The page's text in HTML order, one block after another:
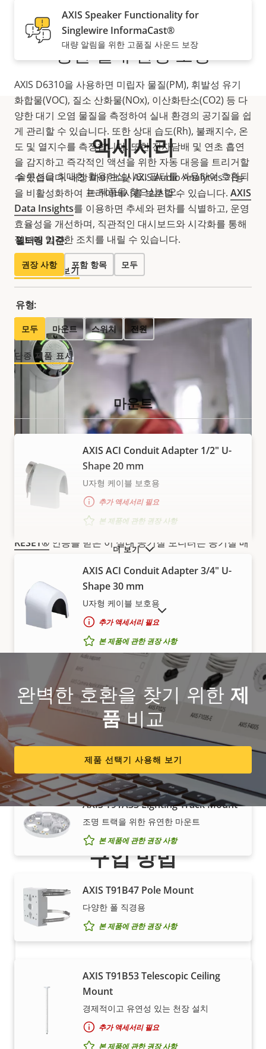
프라이버시를 보호하면서 건
강한 실내 환경 조성
AXIS D6310을 사용하면 미립자 물질(PM), 휘발성 유기
화합물(VOC), 질소 산화물(NOx), 이산화탄소(CO2) 등 다
양한 대기 오염 물질을 측정하여 실내 환경의 공기질을 쉽
게 관리할 수 있습니다. 또한 상대 습도(Rh), 불쾌지수, 온
도 및 열지수를 측정합니다. 또한 전자담배 및 연초 흡연
을 감지하고 즉각적인 액션을 위한 자동 대응을 트리거할
수 있습니다. 내장 마이크 및 AXIS Audio Analytics 기능
을 비활성화하여 프라이버시를 보호할 수 있습니다. AXIS
Data Insights를 이용하면 추세와 편차를 식별하고, 운영
효율성을 개선하며, 직관적인 대시보드와 시각화를 통해
정보에 입각한 조치를 내릴 수 있습니다.
자세히 알아보기
규정 준수 및 시행
RESET® 인증을 받은 이 실내 공기질 모니터는 공기질 매
내장된 스피커와 멀티컬러 LED를 통해 간편하게 자동화
된 대응 조치를 수행할 수 있습니다. 예를 들어, 영상 카메
라를 연동해 공기질 문제를 추적할 수 있습니다. 이 첨단
센서는 전자담배 및 연초 흡연을 억제하고 규정 준수를 문
서화하는 데도 도움이 됩니다. 또한 장기적인 전략적 결정
을 지원하는 공기질 데이터를 제공합니다. 또한 카메라에
연결할 필요가 없으며 사운드 감지 기능을 비활성화할 수
있으므로, 프라이버시 보호가 필요한 구역의 프라이버시
보호 규정을 쉽게 준수할 수 있습니다.
*PoE 클래스 3 이하의 다른 장치에 전원을 공급할 때는 PoE 클래
스 4 전원 공급 장치가 필요합니다.
AXIS Speaker Functionality for
Singlewire InformaCast®
대량 알림을 위한 고품질 사운드 보장
액세서리
솔루션을 최대한 활용하십시오. 필터를 사용하여 호환되
는 제품을 찾으십시오.
필터링 기준:
권장 사항 포함 항목 모두
유형:
모두 마운트 스위치 전원
단종 제품 표시
더 보기
마운트
AXIS ACI Conduit Adapter 1/2" U-
Shape 20 mm
U자형 케이블 보호용
추가 액세서리 필요
본 제품에 관한 권장 사항
AXIS ACI Conduit Adapter 3/4" U-
Shape 30 mm
U자형 케이블 보호용
추가 액세서리 필요
본 제품에 관한 권장 사항
AXIS T91A23 Tile Grid Ceiling
Mount
드롭 실링 타일 그리드에 맞는 유연한 마운
본 제품에 관한 권장 사항
AXIS T91A33 Lighting Track Mount
조명 트랙을 위한 유연한 마운트
본 제품에 관한 권장 사항
AXIS T91B47 Pole Mount
다양한 폴 직경용
본 제품에 관한 권장 사항
AXIS T91B53 Telescopic Ceiling
Mount
경제적이고 유연성 있는 천장 설치
추가 액세서리 필요
본 제품에 관한 권장 사항
단종 제품 표시
완벽한 호환을 찾기 위한 제
품비교
제품 선택기 사용해 보기
구입 방법
당사의 신뢰도 높은 파트너가 Axis 솔루션 및 개별 제품을
판매하고, 전문적으로 설치해 드립니다.
Axis 제품 구매를 원하시나요?